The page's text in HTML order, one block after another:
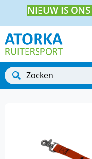
NIEUW IS ONS